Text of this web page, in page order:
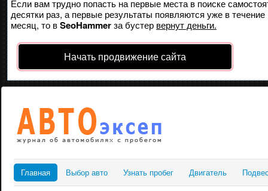
Если вам трудно попасть на первые места в поиске
десятки раз, а первые результаты появляются уже в
месяц, то вSeoHammerза бустер вернут деньги.
Начать продвижение сайта
Главная Выбор авто Узнать пробег Двигатель